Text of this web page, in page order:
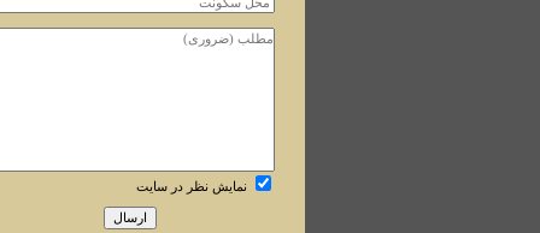
نمایش نظر در سایت